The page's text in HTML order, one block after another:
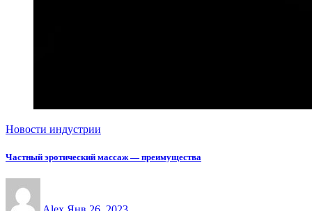
Новости индустрии
Частный эротический массаж — преимущества